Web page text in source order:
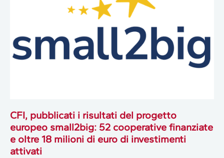
CFI, pubblicati i risultati del progetto
europeo small2big: 52 cooperative finanziate
e oltre 18 milioni di euro di investimenti
attivati